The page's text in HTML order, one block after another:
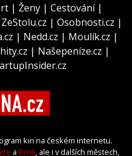
| Ženy | Cestování|
ZeStolu.cz | Osobnosti.cz |
| Nedd.cz | Moulík.cz |
| Našepeníze.cz |
kin na českém internetu.
a Brně, ale i v dalších městech,